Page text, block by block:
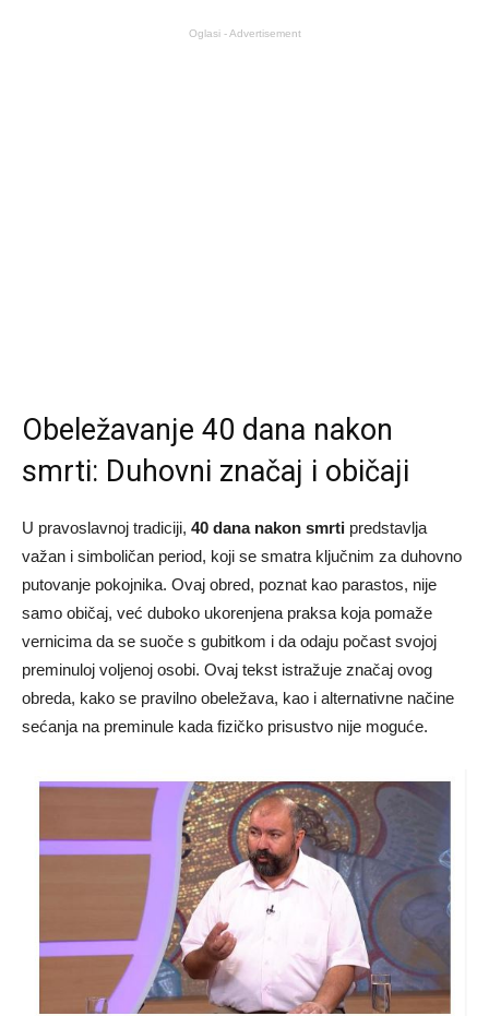
Oglasi - Advertisement
Obeležavanje 40 dana nakon
smrti: Duhovni značaj i običaji
U pravoslavnoj tradiciji, 40 dana nakon smrti predstavlja
važan i simboličan period, koji se smatra ključnim za duhovno
putovanje pokojnika. Ovaj obred, poznat kao parastos, nije
samo običaj, već duboko ukorenjena praksa koja pomaže
vernicima da se suoče s gubitkom i da odaju počast svojoj
preminuloj voljenoj osobi. Ovaj tekst istražuje značaj ovog
obreda, kako se pravilno obeležava, kao i alternativne načine
sećanja na preminule kada fizičko prisustvo nije moguće.